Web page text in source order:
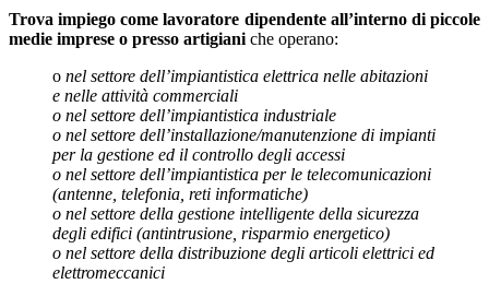
Trova impiego come lavoratore dipendente all’interno di piccole
medie imprese o presso artigiani che operano:
o nel settore dell’impiantistica elettrica nelle abitazioni
e nelle attività commerciali
o nel settore dell’impiantistica industriale
o nel settore dell’installazione/manutenzione di impianti
per la gestione ed il controllo degli accessi
o nel settore dell’impiantistica per le telecomunicazioni
(antenne, telefonia, reti informatiche)
o nel settore della gestione intelligente della sicurezza
degli edifici (antintrusione, risparmio energetico)
o nel settore della distribuzione degli articoli elettrici ed
elettromeccanici